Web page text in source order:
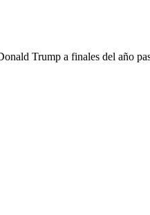
Trump a finales del año